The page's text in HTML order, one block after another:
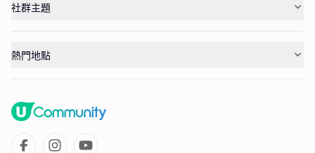
社群主題
熱門地點